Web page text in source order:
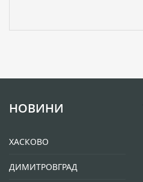
НОВИНИ
ХАСКОВО
ДИМИТРОВГРАД